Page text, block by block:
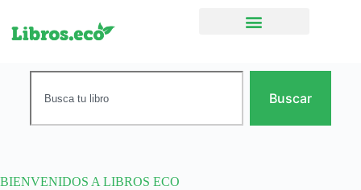
Buscar
BIENVENIDOS A LIBROS ECO